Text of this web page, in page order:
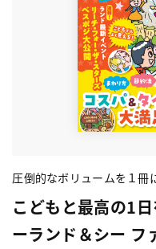
圧倒的なボリュームを１冊
こどもと最高の1
ーランド＆シー フ